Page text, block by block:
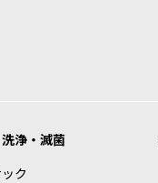
浄・滅菌
ク